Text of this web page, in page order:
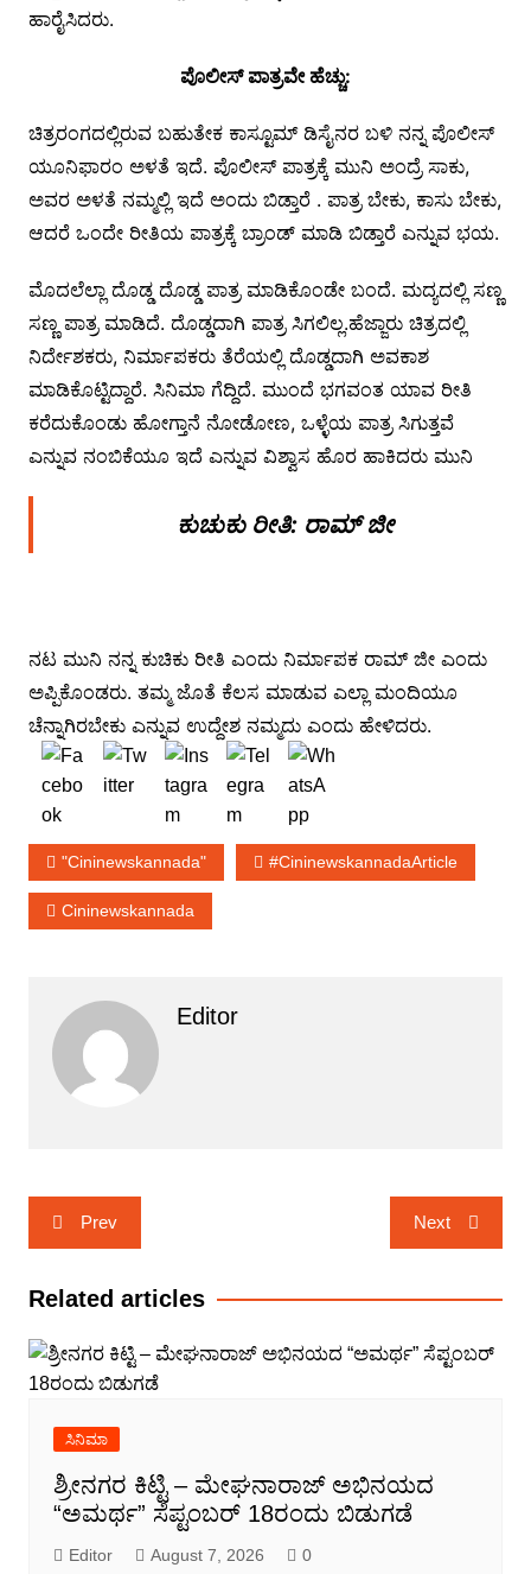
ಹಾರೈಸಿದರು.
ಪೊಲೀಸ್ ಪಾತ್ರವೇ ಹೆಚ್ಚು:
ಚಿತ್ರರಂಗದಲ್ಲಿರುವ ಬಹುತೇಕ ಕಾಸ್ಟೂಮ್ ಡಿಸೈನರ ಬಳಿ ನನ್ನ ಪೊಲೀಸ್
ಯೂನಿಫಾರಂ ಅಳತೆ ಇದೆ. ಪೊಲೀಸ್ ಪಾತ್ರಕ್ಕೆ ಮುನಿ ಅಂದ್ರೆ ಸಾಕು,
ಅವರ ಅಳತೆ ನಮ್ಮಲ್ಲಿ ಇದೆ ಅಂದು ಬಿಡ್ತಾರೆ . ಪಾತ್ರ ಬೇಕು, ಕಾಸು ಬೇಕು,
ಆದರೆ ಒಂದೇ ರೀತಿಯ ಪಾತ್ರಕ್ಕೆ ಬ್ರಾಂಡ್ ಮಾಡಿ ಬಿಡ್ತಾರೆ ಎನ್ನುವ ಭಯ.
ಮೊದಲೆಲ್ಲಾ ದೊಡ್ಡ ದೊಡ್ಡ ಪಾತ್ರ ಮಾಡಿಕೊಂಡೇ ಬಂದೆ. ಮದ್ಯದಲ್ಲಿ ಸಣ್ಣ
ಸಣ್ಣ ಪಾತ್ರ ಮಾಡಿದೆ. ದೊಡ್ಡದಾಗಿ ಪಾತ್ರ ಸಿಗಲಿಲ್ಲ.ಹೆಜ್ಜಾರು ಚಿತ್ರದಲ್ಲಿ
ನಿರ್ದೇಶಕರು, ನಿರ್ಮಾಪಕರು ತೆರೆಯಲ್ಲಿ ದೊಡ್ಡದಾಗಿ ಅವಕಾಶ
ಮಾಡಿಕೊಟ್ಟಿದ್ದಾರೆ. ಸಿನಿಮಾ ಗೆದ್ದಿದೆ. ಮುಂದೆ ಭಗವಂತ ಯಾವ ರೀತಿ
ಕರೆದುಕೊಂಡು ಹೋಗ್ತಾನೆ ನೋಡೋಣ, ಒಳ್ಳೆಯ ಪಾತ್ರ ಸಿಗುತ್ತವೆ
ಎನ್ನುವ ನಂಬಿಕೆಯೂ ಇದೆ ಎನ್ನುವ ವಿಶ್ವಾಸ ಹೊರ ಹಾಕಿದರು ಮುನಿ
ಕುಚುಕು ರೀತಿ: ರಾಮ್ ಜೀ
ನಟ ಮುನಿ ನನ್ನ ಕುಚಿಕು ರೀತಿ ಎಂದು ನಿರ್ಮಾಪಕ ರಾಮ್ ಜೀ ಎಂದು
ಅಪ್ಪಿಕೊಂಡರು. ತಮ್ಮ ಜೊತೆ ಕೆಲಸ ಮಾಡುವ ಎಲ್ಲಾ ಮಂದಿಯೂ
ಚೆನ್ನಾಗಿರಬೇಕು ಎನ್ನುವ ಉದ್ದೇಶ ನಮ್ಮದು ಎಂದು ಹೇಳಿದರು.
"cininewskannada" #cininewskannadaArticle
Cininewskannada
Editor
Post
navigation
Prev Next
Related articles
ಸಿನಿಮಾ
ಶ್ರೀನಗರ ಕಿಟ್ಟಿ – ಮೇಘನಾರಾಜ್ ಅಭಿನಯದ
“ಅಮರ್ಥ” ಸೆಪ್ಟಂಬರ್ 18ರಂದು ಬಿಡುಗಡೆ
Editor August 7, 2026 0